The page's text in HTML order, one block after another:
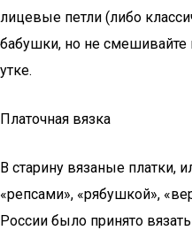
лицевые петли (либо
бабушки, но не смешивайте
утке.
Платочная вязка
В старину вязаные
«репсами», «рябушкой»,
России было принято